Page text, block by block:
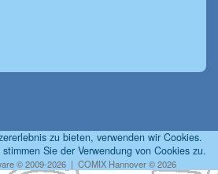
zu bieten, verwenden wir Cookies.
Sie der Verwendung von Cookies zu.
© 2009-2026 | COMIX Hannover © 2026